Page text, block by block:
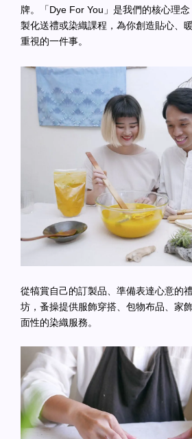
牌。「Dye For You」是我們的核心理
製化送禮或染織課程，為你創造貼心、
重視的一件事。
從犒賞自己的訂製品、準備表達心意的
坊，蚤操提供服飾穿搭、包物布品、家
面性的染織服務。